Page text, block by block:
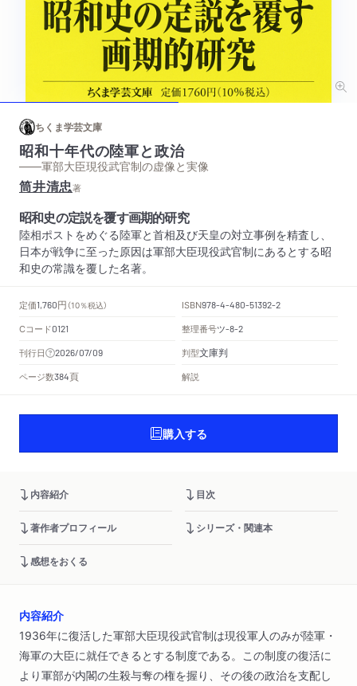
ちくま学芸文庫
昭和十年代の陸軍と政治
——軍部大臣現役武官制の虚像と実像
筒井清忠著
昭和史の定説を覆す画期的研究
陸相ポストをめぐる陸軍と首相及び天皇の対立事例を精査し、
日本が戦争に至った原因は軍部大臣現役武官制にあるとする昭
和史の常識を覆した名著。
定価1,760円 （10％税込） ISBN978-4-480-51392-2
Cコード0121 整理番号ツ-8-2
刊行日 2026/07/09 判型文庫判
ページ数384頁 解説
購入する
内容紹介 目次
著作者プロフィール シリーズ・関連本
感想をおくる
内容紹介
1936年に復活した軍部大臣現役武官制は現役軍人のみが陸軍・
海軍の大臣に就任できるとする制度である。この制度の復活に
より軍部が内閣の生殺与奪の権を握り、その後の政治を支配し